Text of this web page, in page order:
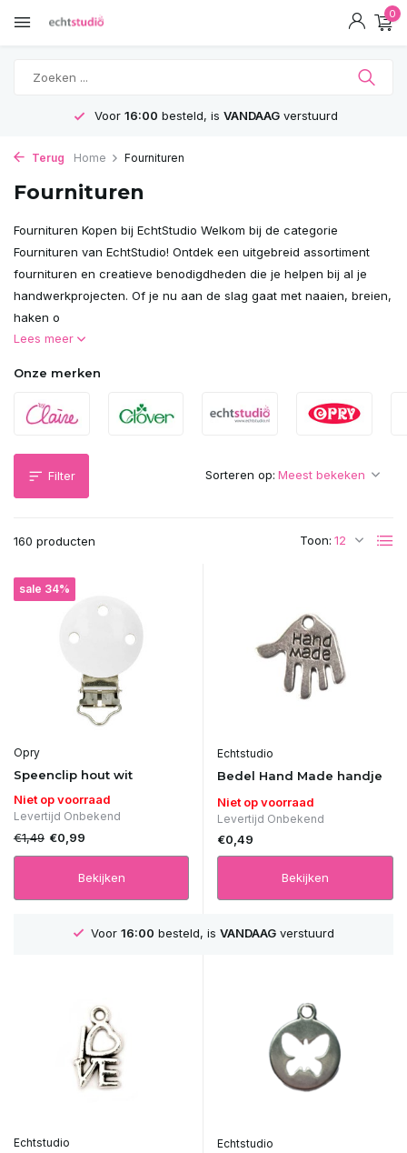
0
Voor 16:00 besteld, is VANDAAGverstuurd
Terug Home Fournituren
Fournituren
Fournituren Kopen bij EchtStudio Welkom bij de categorie
Fournituren van EchtStudio! Ontdek een uitgebreid assortiment
fournituren en creatieve benodigdheden die je helpen bij al je
handwerkprojecten. Of je nu aan de slag gaat met naaien, breien,
haken o
Lees meer
Onze merken
Filter
160 producten Toon:
Sorteren op:
sale 34%
Opry
Speenclip hout wit
Niet op voorraad
Levertijd Onbekend
€1,49 €0,99
Bekijken
Echtstudio
Bedel Hand Made handje
Niet op voorraad
Levertijd Onbekend
€0,49
Bekijken
GRATISVerzending vanaf 75€
Echtstudio Echtstudio